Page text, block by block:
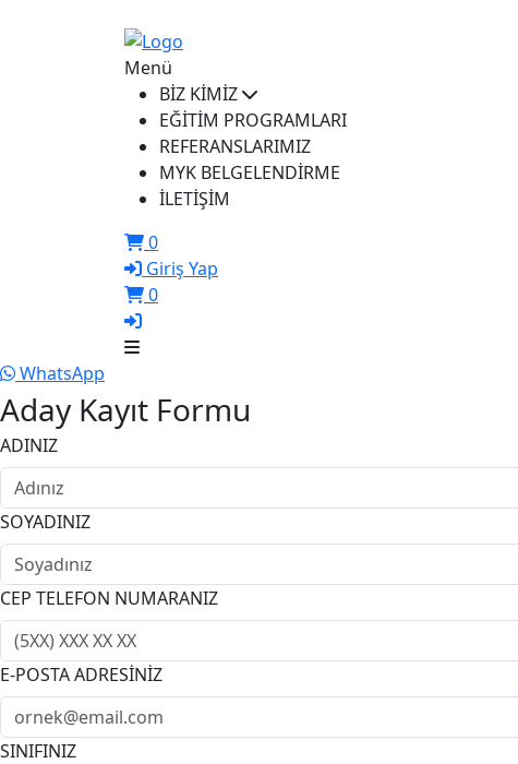
Menü
BİZ KİMİZ
EĞİTİM PROGRAMLARI
REFERANSLARIMIZ
MYK BELGELENDİRME
İLETİŞİM
0
Giriş Yap
0
WhatsApp
Aday Kayıt Formu
ADINIZ
SOYADINIZ
CEP TELEFON NUMARANIZ
E-POSTA ADRESİNİZ
SINIFINIZ